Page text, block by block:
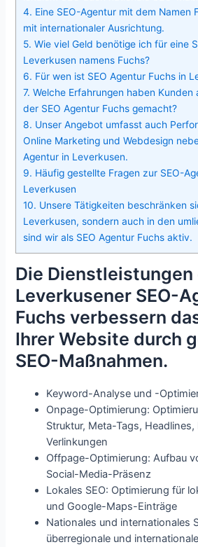
4. Eine SEO-Agentur mit dem Namen
mit internationaler Ausrichtung.
5. Wie viel Geld benötige ich für eine
Leverkusen namens Fuchs?
6. Für wen ist SEO Agentur Fuchs in
7. Welche Erfahrungen haben Kunden
der SEO Agentur Fuchs gemacht?
8. Unser Angebot umfasst auch
Online Marketing und Webdesign
Agentur in Leverkusen.
9. Häufig gestellte Fragen zur SEO-
Leverkusen
10. Unsere Tätigkeiten beschränken
Leverkusen, sondern auch in den
sind wir als SEO Agentur Fuchs aktiv.
Die Dienstleistungen
Leverkusener SEO-
Fuchs verbessern
Ihrer Website durch
SEO-Maßnahmen.
Keyword-Analyse und -
Onpage-Optimierung:
Struktur, Meta-Tags,
Verlinkungen
Offpage-Optimierung: Aufbau
Social-Media-Präsenz
Lokales SEO: Optimierung für
und Google-Maps-Einträge
Nationales und internationales
überregionale und